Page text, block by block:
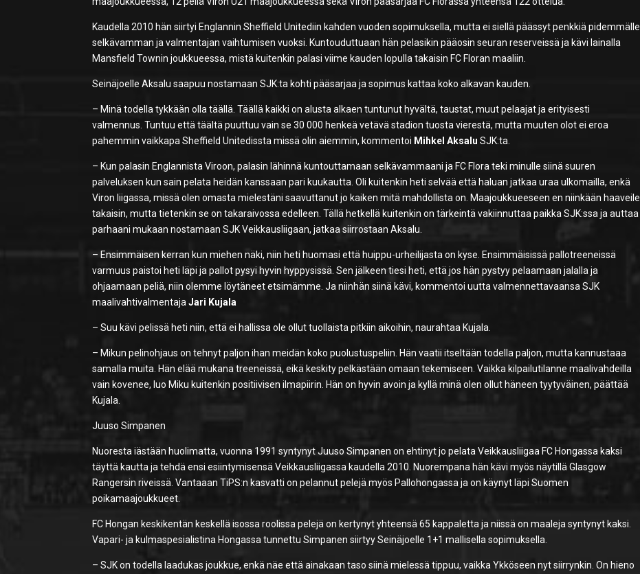
Kaudella 2010 hän siirtyi Englannin Sheffield Unitediin kahden vuoden sopimuksella, mutta ei siellä päässyt penkkiä pidemmälle
selkävamman ja valmentajan vaihtumisen vuoksi. Kuntouduttuaan hän pelasikin pääosin seuran reserveissä ja kävi lainalla
Mansfield Townin joukkueessa, mistä kuitenkin palasi viime kauden lopulla takaisin FC Floran maaliin.
Seinäjoelle Aksalu saapuu nostamaan SJK:ta kohti pääsarjaa ja sopimus kattaa koko alkavan kauden.
– Minä todella tykkään olla täällä. Täällä kaikki on alusta alkaen tuntunut hyvältä, taustat, muut pelaajat ja erityisesti
valmennus. Tuntuu että täältä puuttuu vain se 30 000 henkeä vetävä stadion tuosta vierestä, mutta muuten olot ei eroa
pahemmin vaikkapa Sheffield Unitedissta missä olin aiemmin, kommentoi Mihkel Aksalu SJK:ta.
– Kun palasin Englannista Viroon, palasin lähinnä kuntouttamaan selkävammaani ja FC Flora teki minulle siinä suuren
palveluksen kun sain pelata heidän kanssaan pari kuukautta. Oli kuitenkin heti selvää että haluan jatkaa uraa ulkomailla, enkä
Viron liigassa, missä olen omasta mielestäni saavuttanut jo kaiken mitä mahdollista on. Maajoukkueeseen en niinkään haaveile
takaisin, mutta tietenkin se on takaraivossa edelleen. Tällä hetkellä kuitenkin on tärkeintä vakiinnuttaa paikka SJK:ssa ja auttaa
parhaani mukaan nostamaan SJK Veikkausliigaan, jatkaa siirrostaan Aksalu.
– Ensimmäisen kerran kun miehen näki, niin heti huomasi että huippu-urheilijasta on kyse. Ensimmäisissä pallotreeneissä
varmuus paistoi heti läpi ja pallot pysyi hyvin hyppysissä. Sen jälkeen tiesi heti, että jos hän pystyy pelaamaan jalalla ja
ohjaamaan peliä, niin olemme löytäneet etsimämme. Ja niinhän siinä kävi, kommentoi uutta valmennettavaansa SJK
maalivahtivalmentajaJari Kujala
– Suu kävi pelissä heti niin, että ei hallissa ole ollut tuollaista pitkiin aikoihin, naurahtaa Kujala.
– Mikun pelinohjaus on tehnyt paljon ihan meidän koko puolustuspeliin. Hän vaatii itseltään todella paljon, mutta kannustaaa
samalla muita. Hän elää mukana treeneissä, eikä keskity pelkästään omaan tekemiseen. Vaikka kilpailutilanne maalivahdeilla
vain kovenee, luo Miku kuitenkin positiivisen ilmapiirin. Hän on hyvin avoin ja kyllä minä olen ollut häneen tyytyväinen, päättää
Kujala.
Juuso Simpanen
Nuoresta iästään huolimatta, vuonna 1991 syntynyt Juuso Simpanen on ehtinyt jo pelata Veikkausliigaa FC Hongassa kaksi
täyttä kautta ja tehdä ensi esiintymisensä Veikkausliigassa kaudella 2010. Nuorempana hän kävi myös näytillä Glasgow
Rangersin riveissä. Vantaaan TiPS:n kasvatti on pelannut pelejä myös Pallohongassa ja on käynyt läpi Suomen
poikamaajoukkueet.
FC Hongan keskikentän keskellä isossa roolissa pelejä on kertynyt yhteensä 65 kappaletta ja niissä on maaleja syntynyt kaksi.
Vapari- ja kulmaspesialistina Hongassa tunnettu Simpanen siirtyy Seinäjoelle 1+1 mallisella sopimuksella.
– SJK on todella laadukas joukkue, enkä näe että ainakaan taso siinä mielessä tippuu, vaikka Ykköseen nyt siirrynkin. On hieno